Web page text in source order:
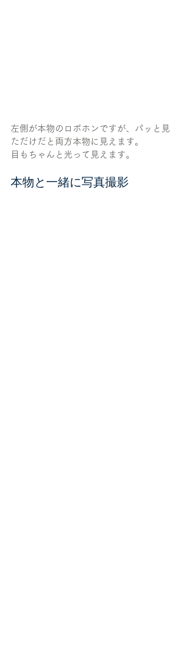
左側が本物のロボホンですが、パッと見
ただけだと両方本物に見えます。
目もちゃんと光って見えます。
本物と一緒に写真撮影